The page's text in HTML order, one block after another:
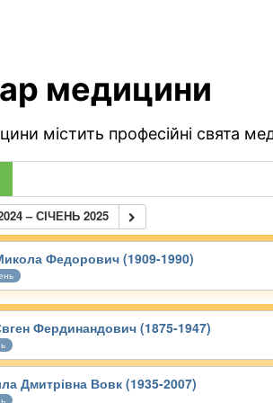
медицини
містить професійні свята
– СІЧЕНЬ 2025
Федорович (1909-1990)
Фердинандович (1875-1947)
Дмитрівна Вовк (1935-2007)